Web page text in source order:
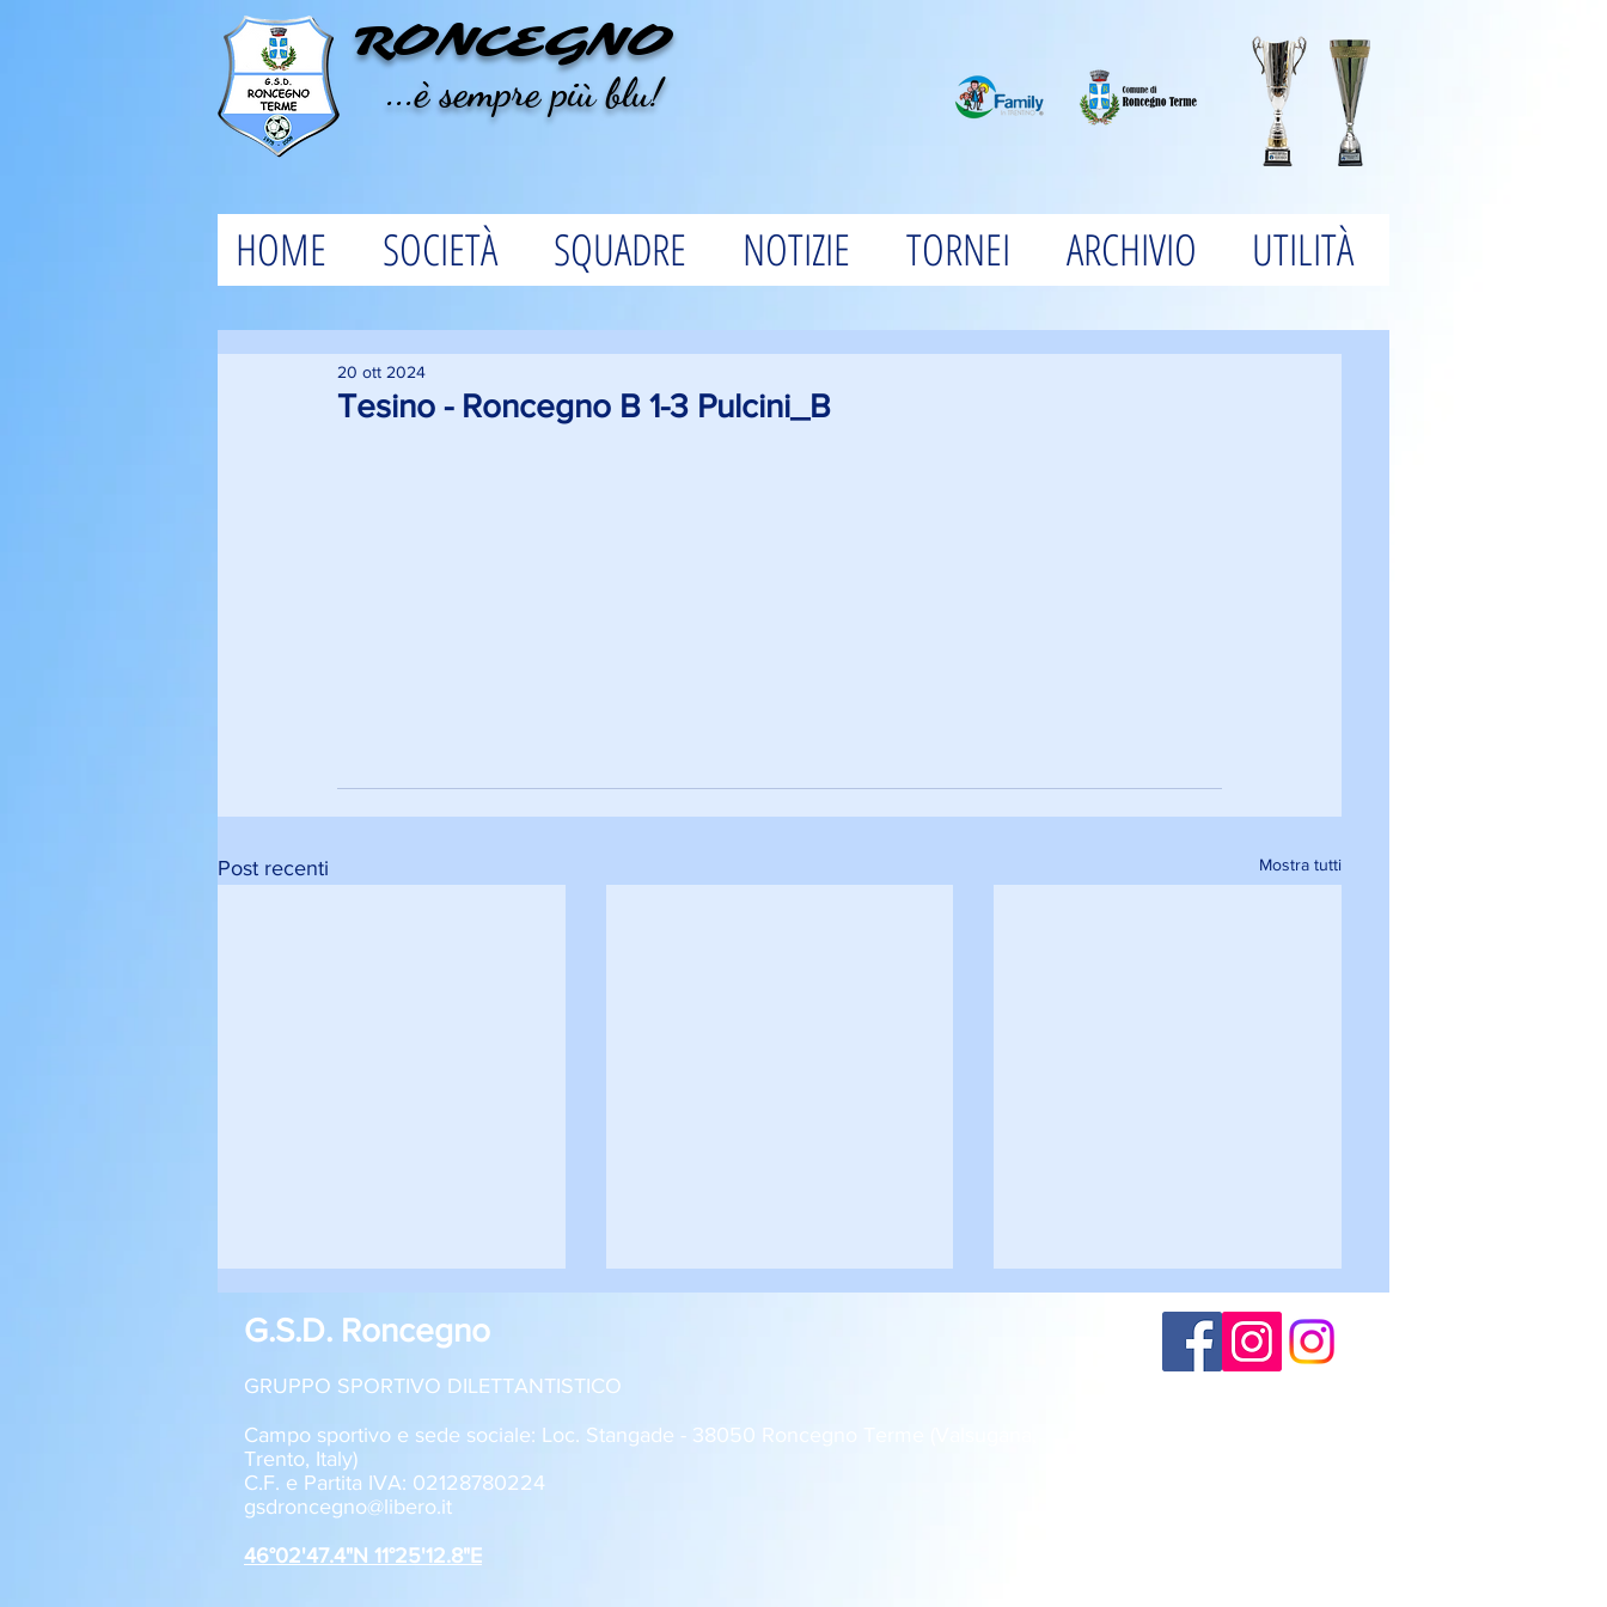
RONCEGNO
...è sempre più blu!
HOME SOCIETÀ SQUADRE NOTIZIE TORNEI ARCHIVIO UTILITÀ
Tesino - Roncegno B 1-3 Pulcini_B
20 ott 2024
Post recenti Mostra tutti
Roncegno - Aquila Trento 1-2
Allievi U17
G.S.D. Roncegno
GRUPPO SPORTIVO DILETTANTISTICO
Campo sportivo e sede sociale: Loc. Stangade - 38050 Roncegno Terme (Valsugana,
Trento, Italy)
C.F. e Partita IVA: 02128780224
gsdroncegno@libero.it
46°02'47.4"N 11°25'12.8"E